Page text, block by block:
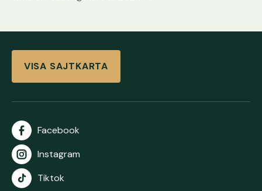
VISA SAJTKARTA
Facebook
Instagram
Tiktok